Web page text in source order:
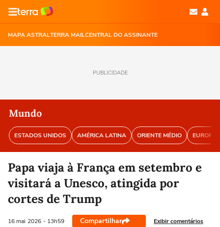
MAPA ASTRALTERRA MAILCENTRAL DO ASSINANTE
PUBLICIDADE
Mundo
ESTADOS UNIDOS AMÉRICA LATINA ORIENTE MÉDIO EUROPA
Papa viaja à França em setembro e
visitará a Unesco, atingida por
cortes de Trump
16 mai 2026 - 13h59 Compartilhar Exibir comentários